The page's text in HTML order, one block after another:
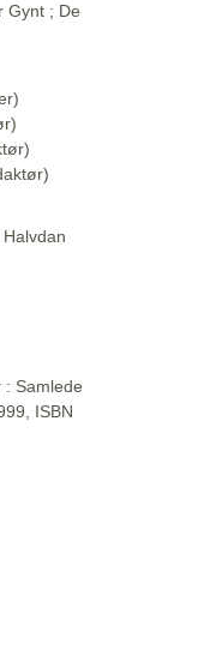
Gynt ; De
: Samlede
ISBN